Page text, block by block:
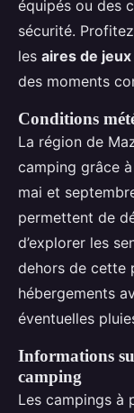
équipés ou des
sécurité.
les aires de jeux
des moments
Conditions
La région de
camping grâce
mai et
permettent de
d’explorer les
dehors de cette
hébergements
éventuelles
Informations
camping
Les campings à